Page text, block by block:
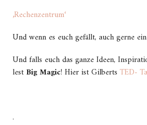
‚Rechenzentrum‘
Und wenn es euch gefällt, auch gerne
Und falls euch das ganze Ideen,
lest Big Magic! Hier ist Gilberts TED-
.